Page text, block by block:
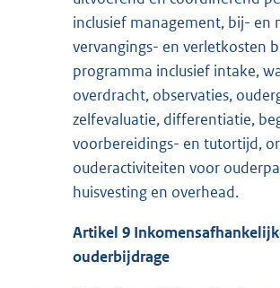
inclusief management, bij- en
vervangings- en verletkosten
programma inclusief intake,
overdracht, observaties,
zelfevaluatie, differentiatie,
voorbereidings- en tutortijd,
ouderactiviteiten voor
huisvesting en overhead.
Artikel 9
ouderbijdrage